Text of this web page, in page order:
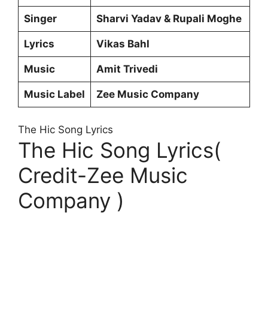
Singer Sharvi Yadav & Rupali Moghe
Lyrics Vikas Bahl
Music Amit Trivedi
Music Label Zee Music Company
The Hic Song Lyrics
The Hic Song Lyrics(
Credit-Zee Music
Company )